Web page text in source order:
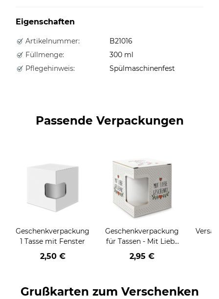
Eigenschaften
Artikelnummer:
B21016
Füllmenge:
300 ml
Pflegehinweis:
Spülmaschinenfest
Passende Verpackungen
Geschenkverpackung
1 Tasse mit Fenster
2,50 €
Geschenkverpackung
für Tassen - Mit Liebe
geschenkt
2,95 €
Grußkarten zum Verschenken